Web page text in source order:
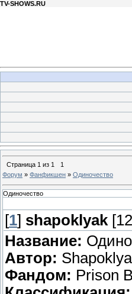
TV-SHOWS.RU
Страница 1 из 1
1
Форум » Фанфикшен » Одиночество
Одиночество
[1] shapoklyak
Название:
Автор:
Фандом: Prison